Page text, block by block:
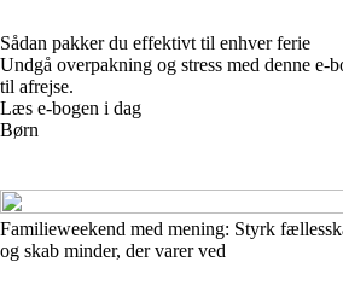
Sådan pakker du effektivt til enhver ferie
Undgå overpakning og stress med denne
til afrejse.
Læs e-bogen i dag
Børn
Familieweekend med mening: Styrk
og skab minder, der varer ved